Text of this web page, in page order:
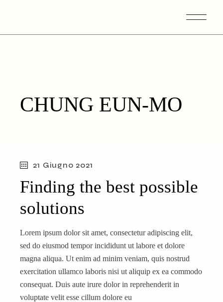
CHUNG EUN-MO
21 Giugno 2021
Finding the best possible
solutions
Lorem ipsum dolor sit amet, consectetur adipiscing elit,
sed do eiusmod tempor incididunt ut labore et dolore
magna aliqua. Ut enim ad minim veniam, quis nostrud
exercitation ullamco laboris nisi ut aliquip ex ea commodo
consequat. Duis aute irure dolor in reprehenderit in
voluptate velit esse cillum dolore eu